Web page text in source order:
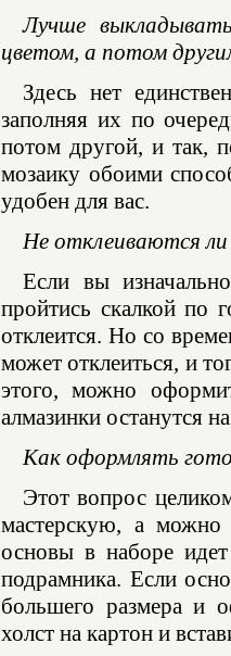
Лучше
цветом, а потом
Здесь нет
заполняя их по
потом другой, и так,
мозаику обоими
удобен для вас.
Не отклеиваются ли
Если вы
пройтись скалкой по
отклеится. Но со
может отклеиться, и
этого, можно
алмазинки останутся
Как оформлять
Этот вопрос
мастерскую, а можно
основы в наборе
подрамника. Если
большего размера и
холст на картон и